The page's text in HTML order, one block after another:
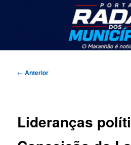
Radar dos
Seu portal de noticias
Navegação
← Anterior
Lideranças